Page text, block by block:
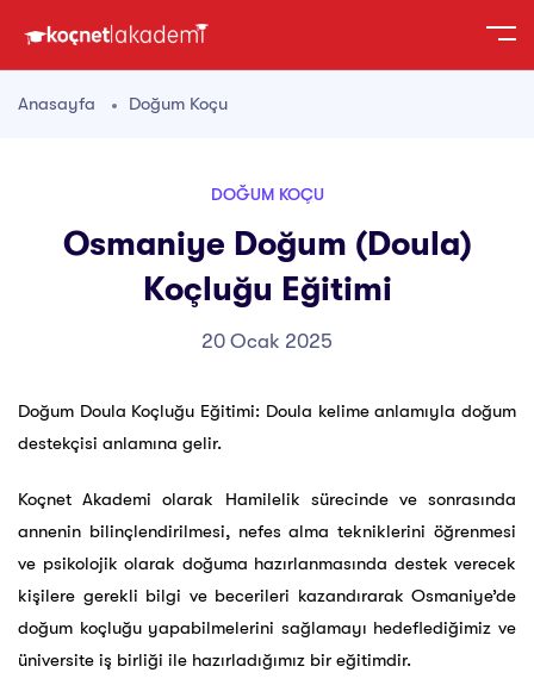
Anasayfa Doğum Koçu
DOĞUM KOÇU
Osmaniye Doğum (Doula)
Koçluğu Eğitimi
20 Ocak 2025
Doğum Doula Koçluğu Eğitimi: Doula kelime anlamıyla doğum
destekçisi anlamına gelir.
Koçnet Akademi olarak Hamilelik sürecinde ve sonrasında
annenin bilinçlendirilmesi, nefes alma tekniklerini öğrenmesi
ve psikolojik olarak doğuma hazırlanmasında destek verecek
kişilere gerekli bilgi ve becerileri kazandırarak Osmaniye’de
doğum koçluğu yapabilmelerini sağlamayı hedeflediğimiz ve
üniversite iş birliği ile hazırladığımız bir eğitimdir.